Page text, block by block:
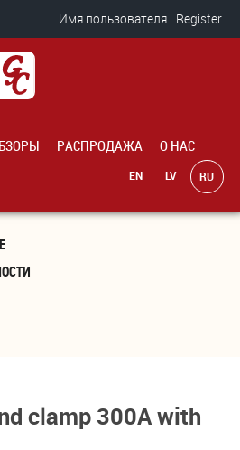
Имя пользователя Register
PАСПРОДАЖА О НАС
clamp 300A with